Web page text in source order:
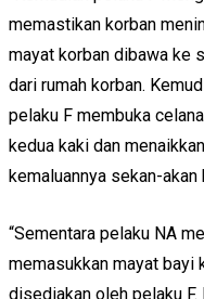
memastikan korban
mayat korban dibawa ke
dari rumah korban.
pelaku F membuka
kedua kaki dan
kemaluannya sekan-akan
“Sementara pelaku NA
memasukkan mayat bayi
disediakan oleh pelaku